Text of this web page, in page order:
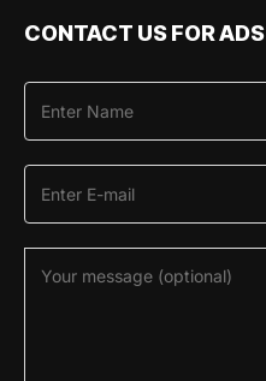
CONTACT US FOR ADS